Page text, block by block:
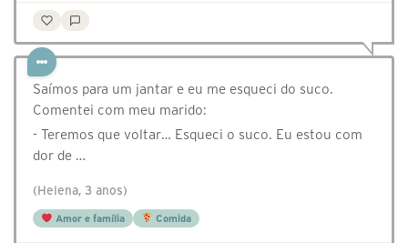
Saímos para um jantar e eu me esqueci do suco.
Comentei com meu marido:
- Teremos que voltar… Esqueci o suco. Eu estou com
dor de …
(Helena, 3 anos)
Amor e família Comida